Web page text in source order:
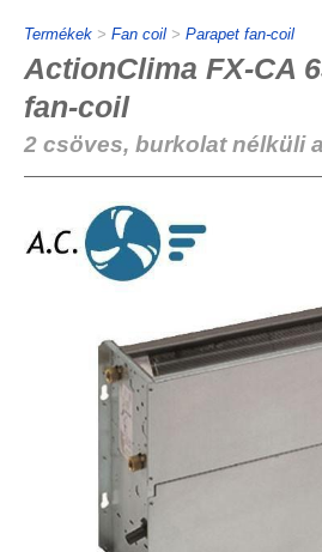
Termékek > Fan coil > Parapet fan-coil
ActionClima FX-CA
fan-coil
2 csöves, burkolat nélküli